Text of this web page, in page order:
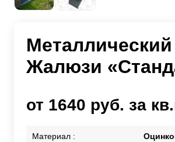
Жалюзи
от 1640 руб. за
Материал :